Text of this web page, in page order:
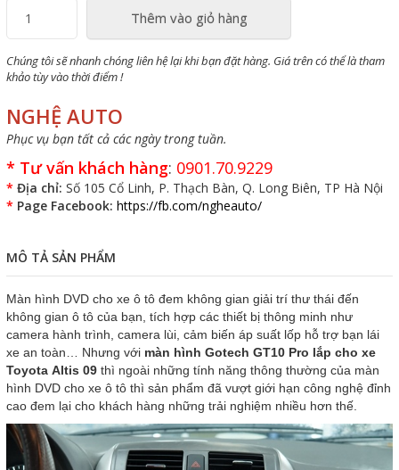
Thêm vào giỏ hàng
Chúng tôi sẽ nhanh chóng liên hệ lại khi bạn đặt hàng. Giá trên có thể là tham
khảo tùy vào thời điểm !
NGHỆ AUTO
Phục vụ bạn tất cả các ngày trong tuần.
* Tư vấn khách hàng: 0901.70.9229
* Địa chỉ: Số 105 Cổ Linh, P. Thạch Bàn, Q. Long Biên, TP Hà Nội
* Page Facebook: https://fb.com/ngheauto/
MÔ TẢ SẢN PHẨM
Màn hình DVD cho xe ô tô đem không gian giải trí thư thái đến
không gian ô tô của bạn, tích hợp các thiết bị thông minh như
camera hành trình, camera lùi, cảm biến áp suất lốp hỗ trợ bạn lái
xe an toàn… Nhưng với màn hình Gotech GT10 Pro lắp cho xe
Toyota Altis 09 thì ngoài những tính năng thông thường của màn
hình DVD cho xe ô tô thì sản phẩm đã vượt giới hạn công nghệ đỉnh
cao đem lại cho khách hàng những trải nghiệm nhiều hơn thế.